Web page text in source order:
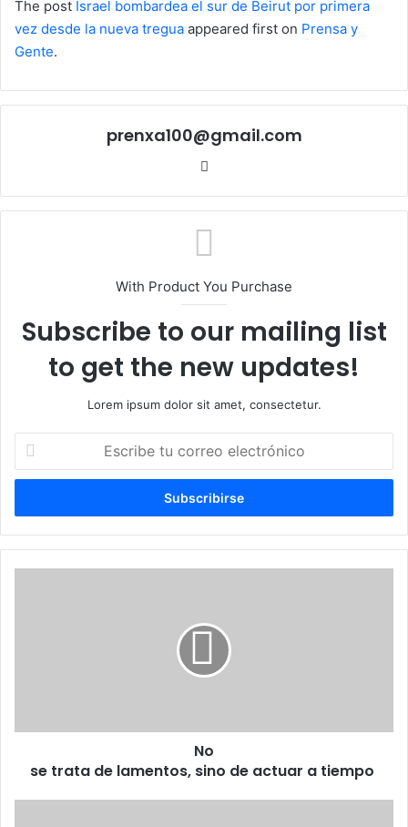
The post Israel bombardea el sur de Beirut por primera
vez desde la nueva tregua appeared first on Prensa y
Gente.
prenxa100@gmail.com
With Product You Purchase
Subscribe to our mailing list
to get the new updates!
Lorem ipsum dolor sit amet, consectetur.
correo
No
se trata de lamentos, sino de actuar a tiempo